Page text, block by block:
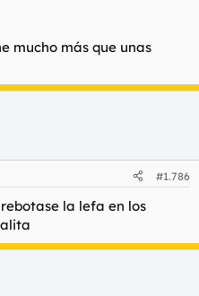
mucho más que unas
#1.786
la lefa en los